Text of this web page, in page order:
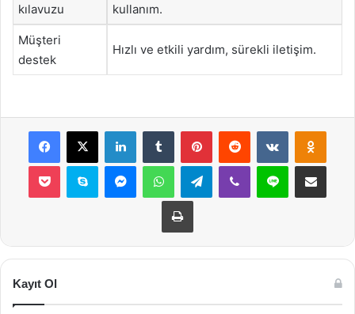
kılavuzu
kullanım.
Müşteri
destek
Hızlı ve etkili yardım, sürekli iletişim.
Facebook
X LinkedInTumblr PinterestReddit VKontakte
Pocket Skype MessengerWhatsAppTelegramViber Line E-Posta ile
Yazdır
Kayıt Ol